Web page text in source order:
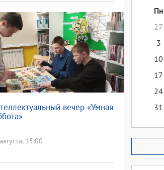
вечер «Умная
15:00
Пн
27
3
10
17
24
31